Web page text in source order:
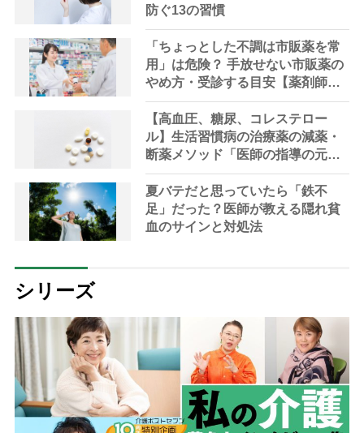
防ぐ13の習慣
「ちょっとした不調は市販薬を常
用」は危険？ 手放せない市販薬の
やめ方・受診する目安【薬剤師解
説】
【高血圧、糖尿、コレステロー
ル】生活習慣病の治療薬の減薬・
断薬メソッド「医師の指導の元、
段階的に」【医師解説】
夏バテだと思っていたら「鉄不
足」だった？医師が教える隠れ貧
血のサインと対処法
シリーズ